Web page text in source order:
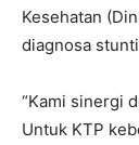
Kesehatan
diagnosa
“Kami sinergi
Untuk KTP